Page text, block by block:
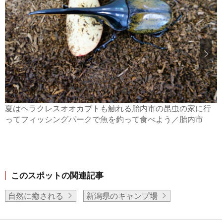
夏はヘラクレスオオカブトも触れる胎内市の昆虫の家に行
ってフィッシングパークで魚を釣って食べよう／胎内市
このスポットの関連記事
自然に癒される 新潟県のキャンプ場